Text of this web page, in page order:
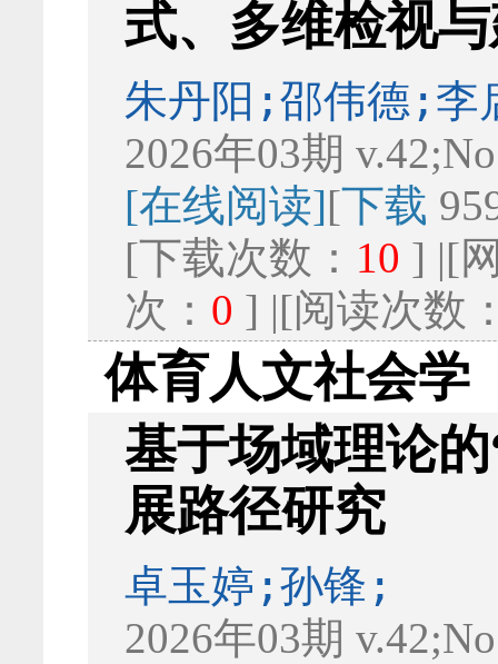
式、多维检视
朱丹阳;邵伟德;李
2026年03期
[在线阅读][下载
[下载次数： 10 ] |[
次： 0 ] |[阅读次数
体育人文社会学
基于场域理论
展路径研究
卓玉婷;孙锋;
2026年03期